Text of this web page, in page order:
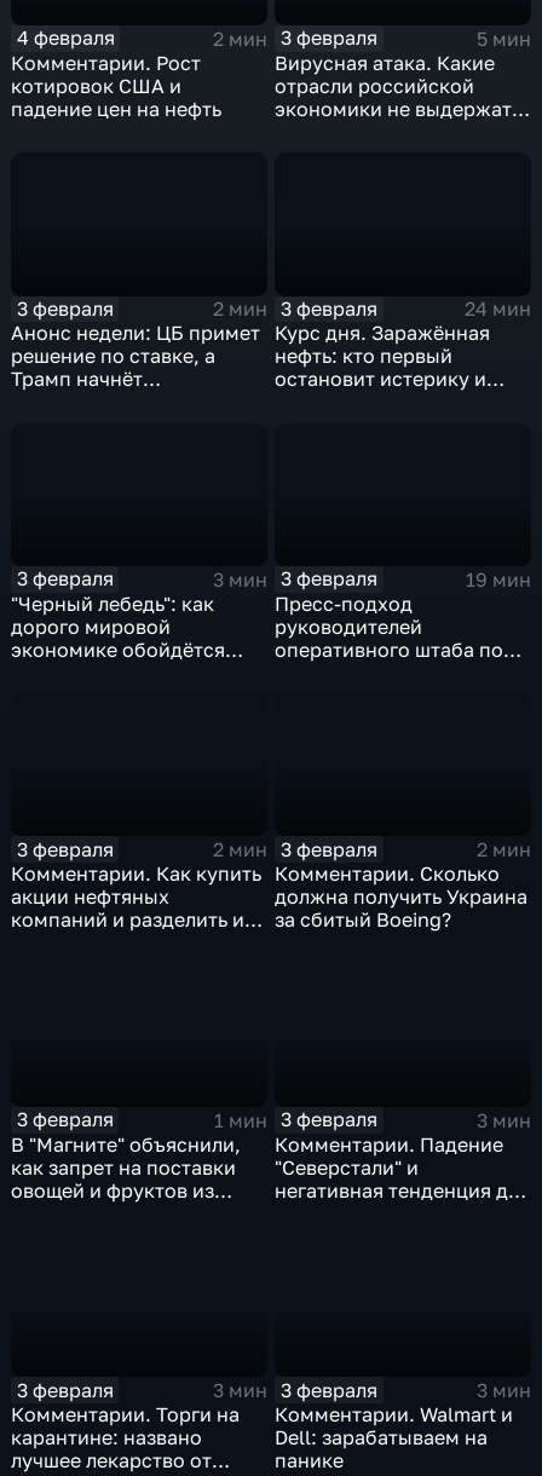
4 февраля
2 мин
Комментарии. Рост
котировок США и
падение цен на нефть
3 февраля
5 мин
Вирусная атака. Какие
отрасли российской
экономики не выдержат
3 февраля
2 мин
Анонс недели: ЦБ примет
решение по ставке, а
Трамп начнёт
3 февраля
24 мин
Курс дня. Заражённая
нефть: кто первый
остановит истерику и
3 февраля
3 мин
"Черный лебедь": как
дорого мировой
экономике обойдётся
3 февраля
19 мин
Пресс-подход
руководителей
оперативного штаба по
3 февраля
2 мин
Комментарии. Как купить
акции нефтяных
компаний и разделить их
3 февраля
2 мин
Комментарии. Сколько
должна получить Украина
за сбитый Boeing?
3 февраля
1 мин
В "Магните" объяснили,
как запрет на поставки
овощей и фруктов из
3 февраля
3 мин
Комментарии. Падение
"Северстали" и
негативная тенденция для
3 февраля
3 мин
Комментарии. Торги на
карантине: названо
лучшее лекарство от
3 февраля
3 мин
Комментарии. Walmart и
Dell: зарабатываем на
панике